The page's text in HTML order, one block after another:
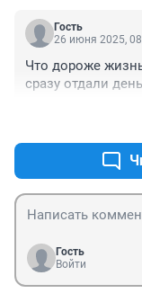
Гость
26 июня 2025,
Что дороже
сразу отдали
Гость
Войти